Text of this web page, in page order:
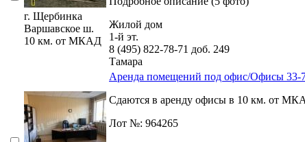
г. Щербинка
Варшавское ш.
10 км. от МКАД
Жилой дом
1-й эт.
8 (495) 822-78-71 доб. 249
Тамара
Аренда помещений под офис/Офисы 33-
Сдаются в аренду офисы в 10 км. от
Лот №: 964265